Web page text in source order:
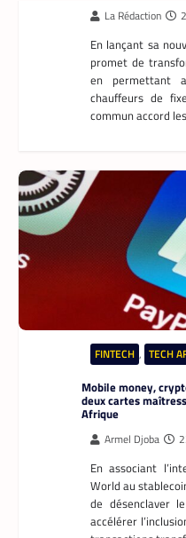
La Rédaction
En lançant sa
promet de
en permettant
chauffeurs de
commun accord
FINTECH , TECH
Mobile money,
deux cartes
Afrique
Armel Djoba
En associant
World au
de désenclaver
accélérer